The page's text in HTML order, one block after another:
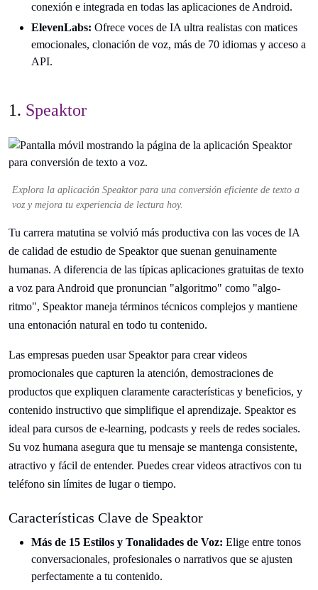
conexión e integrada en todas las aplicaciones de Android.
ElevenLabs: Ofrece voces de IA ultra realistas con matices
emocionales, clonación de voz, más de 70 idiomas y acceso a
API.
1. Speaktor
Explora la aplicación Speaktor para una conversión eficiente de texto a
voz y mejora tu experiencia de lectura hoy.
Tu carrera matutina se volvió más productiva con las voces de IA
de calidad de estudio de Speaktor que suenan genuinamente
humanas. A diferencia de las típicas aplicaciones gratuitas de texto
a voz para Android que pronuncian "algoritmo" como "algo-
ritmo", Speaktor maneja términos técnicos complejos y mantiene
una entonación natural en todo tu contenido.
Las empresas pueden usar Speaktor para crear videos
promocionales que capturen la atención, demostraciones de
productos que expliquen claramente características y beneficios, y
contenido instructivo que simplifique el aprendizaje. Speaktor es
ideal para cursos de e-learning, podcasts y reels de redes sociales.
Su voz humana asegura que tu mensaje se mantenga consistente,
atractivo y fácil de entender. Puedes crear videos atractivos con tu
teléfono sin límites de lugar o tiempo.
Características Clave de Speaktor
Más de 15 Estilos y Tonalidades de Voz: Elige entre tonos
conversacionales, profesionales o narrativos que se ajusten
perfectamente a tu contenido.